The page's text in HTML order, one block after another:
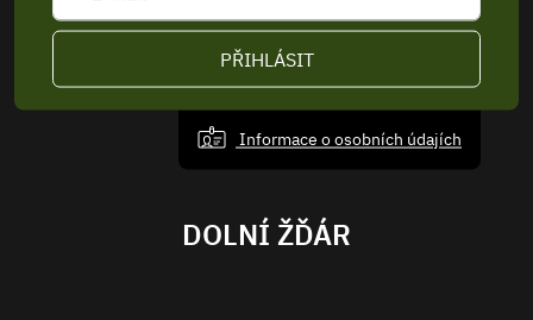
PŘIHLÁSIT
Informace o osobních údajích
DOLNÍ ŽĎÁR